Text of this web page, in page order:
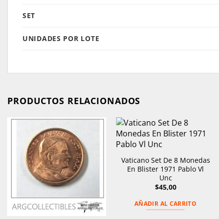
SET
UNIDADES POR LOTE
PRODUCTOS RELACIONADOS
Vaticano Set De 8 Monedas
En Blister 1971 Pablo Vl
Unc
$45,00
AÑADIR AL CARRITO